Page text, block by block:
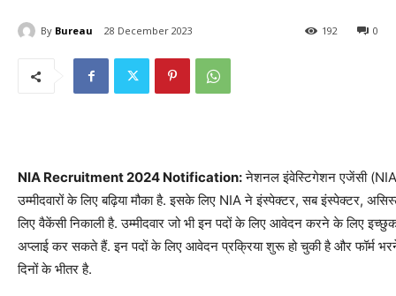
By Bureau 28 December 2023 0
192
NIA Recruitment 2024 Notification:नेशनल इंवेस्टिगेशन एजेंसी
उम्मीदवारों के लिए बढ़िया मौका है. इसके लिए NIA ने इंस्पेक्टर, सब इंस्पेक्टर,
लिए वैकेंसी निकाली है. उम्मीदवार जो भी इन पदों के लिए आवेदन करने के लिए
अप्लाई कर सकते हैं. इन पदों के लिए आवेदन प्रक्रिया शुरू हो चुकी है और फॉर्म
दिनों के भीतर है.